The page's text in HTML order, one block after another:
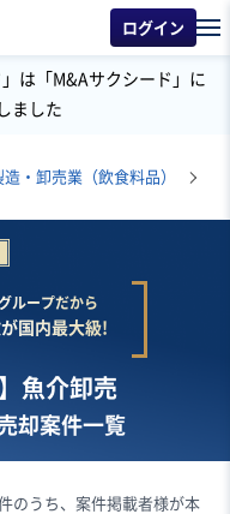
ログイン
は「M&Aサクシード」に
ました
造・卸売業（飲食料品）
ループだから
国内最大級!
魚介卸売
却案件一覧
のうち、案件掲載者様が本